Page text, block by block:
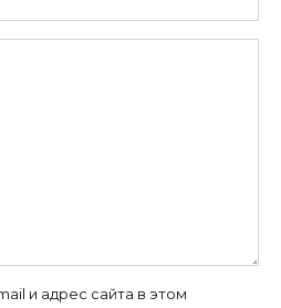
и адрес сайта в этом